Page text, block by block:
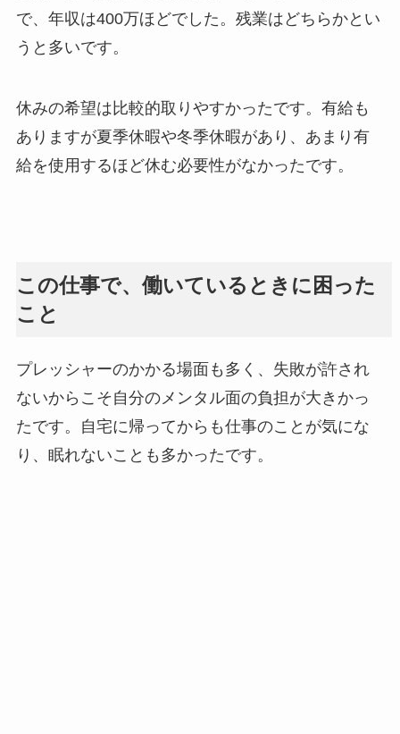
で、年収は400万ほどでした。残業はどちらかとい
うと多いです。
休みの希望は比較的取りやすかったです。有給も
ありますが夏季休暇や冬季休暇があり、あまり有
給を使用するほど休む必要性がなかったです。
この仕事で、働いているときに困った
こと
プレッシャーのかかる場面も多く、失敗が許され
ないからこそ自分のメンタル面の負担が大きかっ
たです。自宅に帰ってからも仕事のことが気にな
り、眠れないことも多かったです。